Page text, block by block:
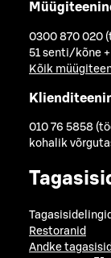
0300 870 020
51 senti/kõne
Kõik
010 76 5858
kohalik
Restoranid
Andke